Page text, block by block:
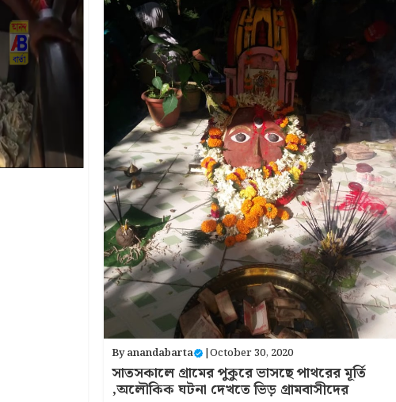
Byanandabarta |October 30, 2020
সাতসকালে গ্রামের পুকুরে ভাসছে পাথরের মূর্তি
,অলৌকিক ঘটনা দেখতে ভিড় গ্রামবাসীদের